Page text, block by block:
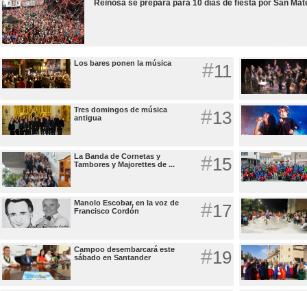
Reinosa se prepara para 10 días de fiesta por San
#11
Los bares ponen la música
#13
Tres domingos de música
antigua
#15
La Banda de Cornetas y
Tambores y Majorettes de ...
#17
Manolo Escobar, en la voz de
Francisco Cordón
#19
Campoo desembarcará este
sábado en Santander